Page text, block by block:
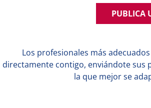
PUBLICA
Los profesionales más
directamente contigo, enviándote sus
la que mejor se